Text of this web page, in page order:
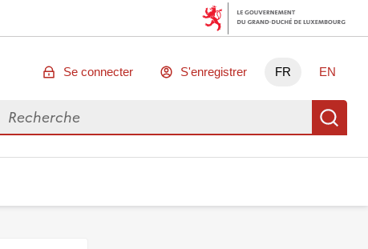
Se connecter S'enregistrer FR EN
Rechercher des données